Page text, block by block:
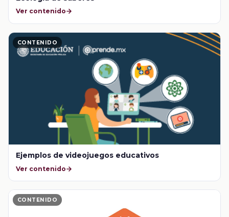
Ver contenido
CONTENIDO
Ejemplos de videojuegos educativos
Ver contenido
CONTENIDO